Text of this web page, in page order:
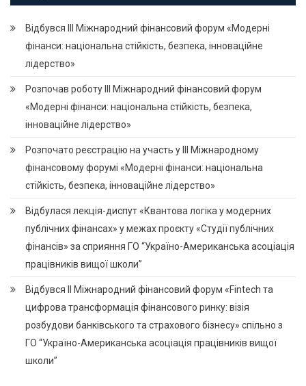
Відбувся ІІІ Міжнародний фінансовий форум «Модерні
фінанси: національна стійкість, безпека, інноваційне
лідерство»
Розпочав роботу ІІІ Міжнародний фінансовий форум
«Модерні фінанси: національна стійкість, безпека,
інноваційне лідерство»
Розпочато реєстрацію на участь у ІІІ Міжнародному
фінансовому форумі «Модерні фінанси: національна
стійкість, безпека, інноваційне лідерство»
Відбулася лекція-диспут «Квантова логіка у модерних
публічних фінансах» у межах проєкту «Студії публічних
фінансів» за сприяння ГО “Україно-Американська асоціація
працівників вищої школи”
Відбувся ІІ Міжнародний фінансовий форум «Fintech та
цифрова трансформація фінансового ринку: візія
розбудови банківського та страхового бізнесу» спільно з
ГО “Україно-Американська асоціація працівників вищої
школи”